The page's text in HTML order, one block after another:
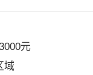
元
域